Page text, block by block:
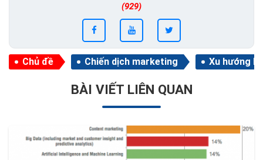
(929)
Chủ đề Chiến dịch marketing Xu hướng
BÀI VIẾT LIÊN QUAN